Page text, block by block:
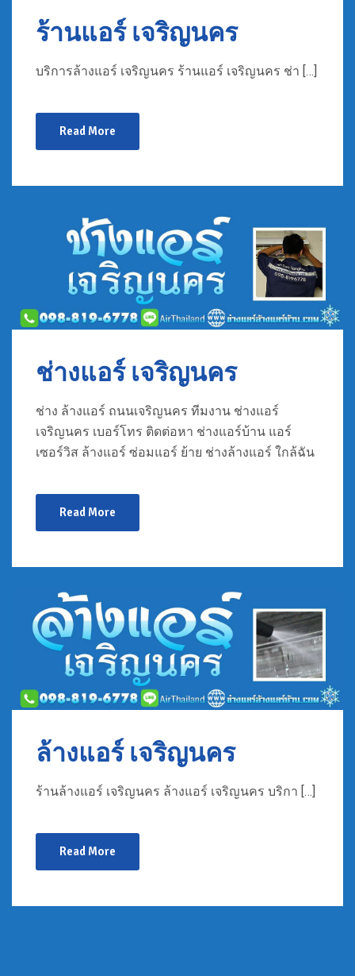
ร้านแอร์ เจริญนคร
บริการล้างแอร์ เจริญนคร ร้านแอร์ เจริญนคร ช่า […]
Read More
ช่างแอร์ เจริญนคร
ช่าง ล้างแอร์ ถนนเจริญนคร ทีมงาน ช่างแอร์
เจริญนคร เบอร์โทร ติดต่อหา ช่างแอร์บ้าน แอร์
เซอร์วิส ล้างแอร์ ซ่อมแอร์ ย้าย ช่างล้างแอร์ ใกล้ฉัน
Read More
ล้างแอร์ เจริญนคร
ร้านล้างแอร์ เจริญนคร ล้างแอร์ เจริญนคร บริกา […]
Read More